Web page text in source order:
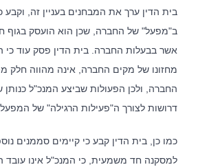
בית הדין ערך את המבחנים בעניין זה,
ב"מפעל" של החברה, שכן הוא הועסק בגוף
אשר בבעלות החברה. בית הדין פסק עוד
מחזונו של מקים החברה, אינה מהווה חלק
החברה, ולכן הפעולות שביצע המנכ"ל כנותן
דרושות לצורך ה"פעילות הרגילה" של המפעל
כמו כן, בית הדין קבע כי קיימים סממנים
למסקנה חד משמעית, כי המנכ"ל אינו עובד